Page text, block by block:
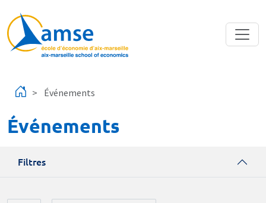
Événements
Événements
Filtres